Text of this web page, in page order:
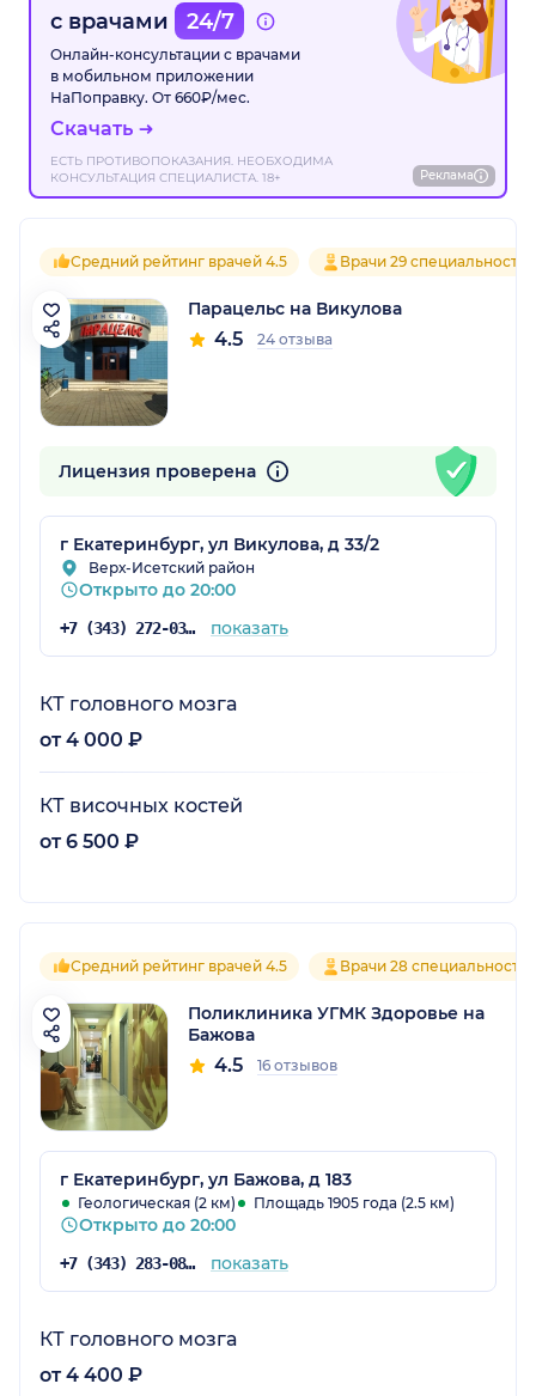
с врачами 24/7
Онлайн-консультации с врачами
в мобильном приложении
НаПоправку. От 660₽/мес.
Скачать
ЕСТЬ ПРОТИВОПОКАЗАНИЯ. НЕОБХОДИМА
КОНСУЛЬТАЦИЯ СПЕЦИАЛИСТА. 18+
Реклама
Средний рейтинг врачей 4.5 Врачи 29 специальностей
Парацельс на Викулова
4.5 24 отзыва
Лицензия проверена
г Екатеринбург, ул Викулова, д 33/2
Верх-Исетский район
Открыто до 20:00
+7 (343) 272-03-03 показать
КТ головного мозга
от 4 000 ₽
КТ височных костей
от 6 500 ₽
Средний рейтинг врачей 4.5 Врачи 28
Поликлиника УГМК Здоровье на
Бажова
4.5 16 отзывов
г Екатеринбург, ул Бажова, д 183
Геологическая (2 км) Площадь 1905 года (2.5 км)
Открыто до 20:00
+7 (343) 283-08-08 показать
КТ головного мозга
от 4 400 ₽